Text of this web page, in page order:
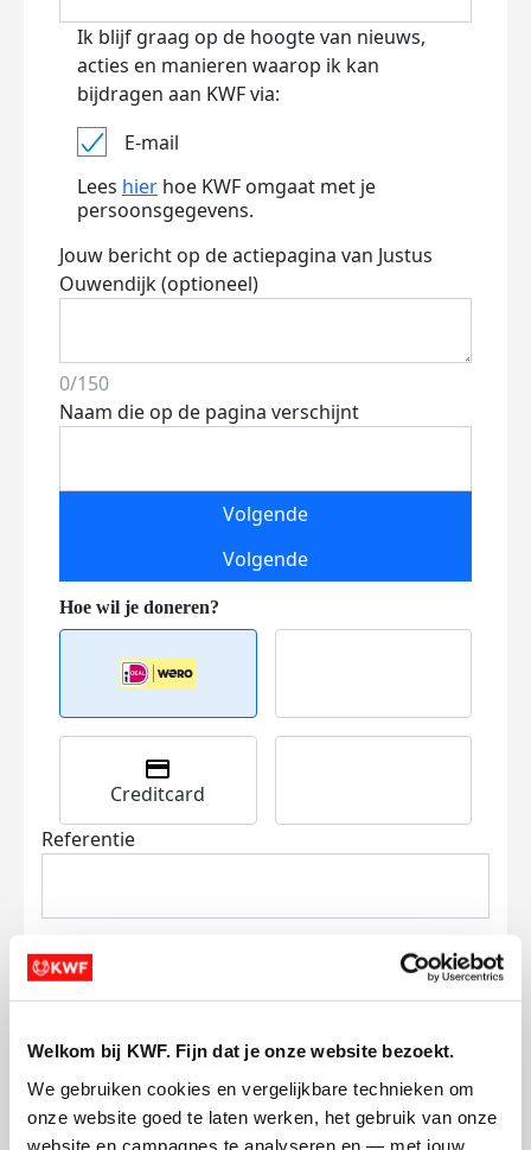
Welkom bij KWF. Fijn dat je onze website bezoekt.
We gebruiken cookies en vergelijkbare technieken om
onze website goed te laten werken, het gebruik van onze
website en campagnes te analyseren en — met jouw
Ik blijf graag op de hoogte van nieuws,
acties en manieren waarop ik kan
bijdragen aan KWF via:
E-mail
Lees hier hoe KWF omgaat met je
persoonsgegevens.
Jouw bericht op de actiepagina van Justus
Ouwendijk (optioneel)
0/150
Naam die op de pagina verschijnt
Volgende
Volgende
Creditcard
Referentie
Ik wil bijdragen aan de transactiekosten
en betaal €0.75 extra.
Doneer nu